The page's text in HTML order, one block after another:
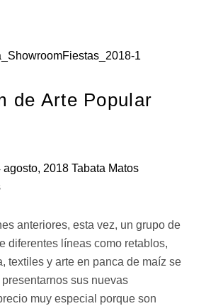
de Arte Popular
agosto, 2018 Tabata Matos
anteriores, esta vez, un grupo de
diferentes líneas como retablos,
textiles y arte en panca de maíz se
sus nuevas
muy especial porque son